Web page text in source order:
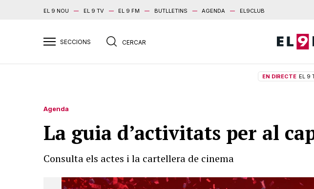
EL 9 NOU EL 9 TV EL 9 FM BUTLLETINS AGENDA EL9CLUB
EN DIRECTE EL 9
Agenda
La guia d’activitats per al
Consulta els actes i la cartellera de cinema